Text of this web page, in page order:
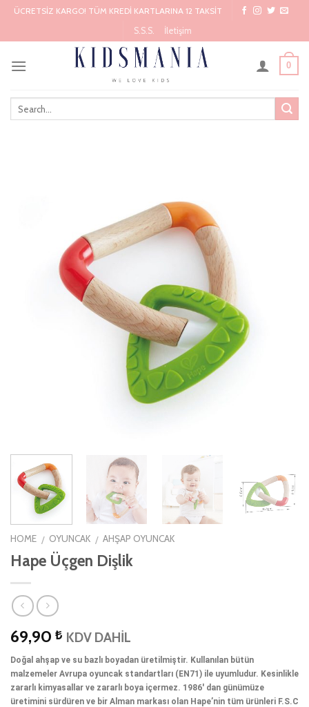
Skip
content
ÜCRETSİZ KARGO! TÜM KREDİ KARTLARINA 12 TAKSİT
S.S.S.
İletişim
0
HOME / OYUNCAK / AHŞAP OYUNCAK
Hape Üçgen Dişlik
69,90 ₺ KDV DAHİL
Doğal ahşap ve su bazlı boyadan üretilmiştir. Kullanılan bütün
malzemeler Avrupa oyuncak standartları (EN71) ile uyumludur. Kesinlikle
zararlı kimyasallar ve zararlı boya içermez. 1986′ dan günümüze
üretimini sürdüren ve bir Alman markası olan Hape’nin tüm ürünleri F.S.C